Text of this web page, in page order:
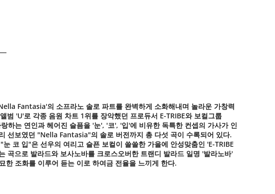
Fantasia'의 소프라노 솔로 파트를 완벽하게 소화해내며 놀라운 가창력
'U'로 각종 음원 차트 1위를 장악했던 프로듀서 E-TRIBE와 보컬그룹
는 연인과 헤어진 슬픔을 '눈', '코', '입'에 비유한 독특한 컨셉의 가사가 인
선보였던 "Nella Fantasia"의 솔로 버전까지 총 다섯 곡이 수록되어 있다.
코 입"은 선우의 여리고 슬픈 보컬이 쓸쓸한 가을에 안성맞춤인 'E-TRIBE
곡으로 발라드와 보사노바를 크로스오버한 트랜디 발라드 일명 '발라노바'
한 조화를 이루어 듣는 이로 하여금 전율을 느끼게 한다.